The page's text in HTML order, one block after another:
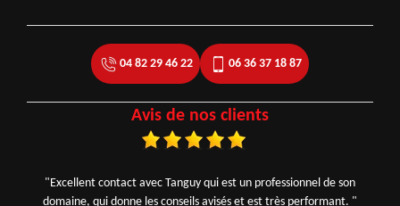
04 82 29 46 22 06 36 37 18 87
Avis de nos clients
"Excellent contact avec Tanguy qui est un professionnel de son
domaine, qui donne les conseils avisés et est très performant. "